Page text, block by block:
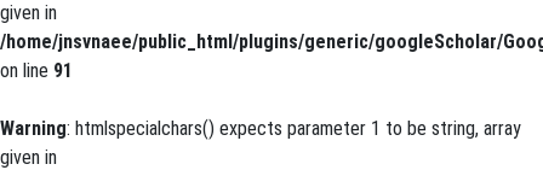
given in
/home/jnsvnaee/public_html/plugins/generic/googleScholar/
on line 91
Warning: htmlspecialchars() expects parameter 1 to be string, array
given in